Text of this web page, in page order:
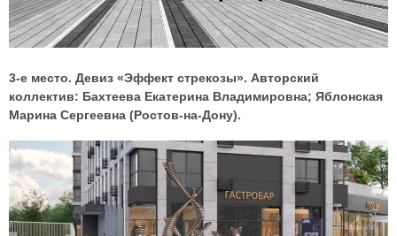
3-е место. Девиз «Эффект стрекозы». Авторский
коллектив: Бахтеева Екатерина Владимировна; Яблонская
Марина Сергеевна (Ростов-на-Дону).